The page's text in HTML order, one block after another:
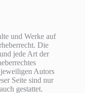
und Werke auf
Die
jede Art der
Autors
Seite sind nur
gestattet.